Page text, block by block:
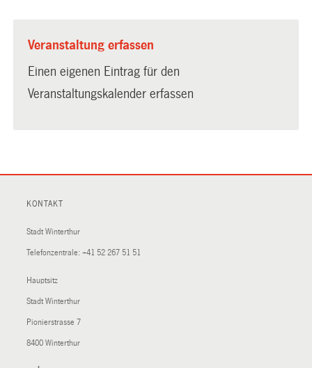
Veranstaltung erfassen
Einen eigenen Eintrag für den
Veranstaltungskalender erfassen
KONTAKT
Stadt Winterthur
Telefonzentrale: +41 52 267 51 51
Hauptsitz
Stadt Winterthur
Pionierstrasse 7
8400 Winterthur